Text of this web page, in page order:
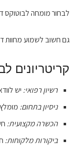
לבחור מומחה לבוטוקס
גם חשוב לשמוע מחוות
קריטריונים
רשיון רפואי: יש
ניסיון בתחום:
הכשרה מקצועית:
ביקורות מלקוחות: